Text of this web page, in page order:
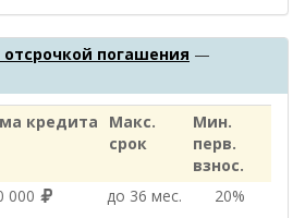
погашения —
кредита
Макс.
срок
Мин.
перв.
взнос.
000 до 36 мес. 20%